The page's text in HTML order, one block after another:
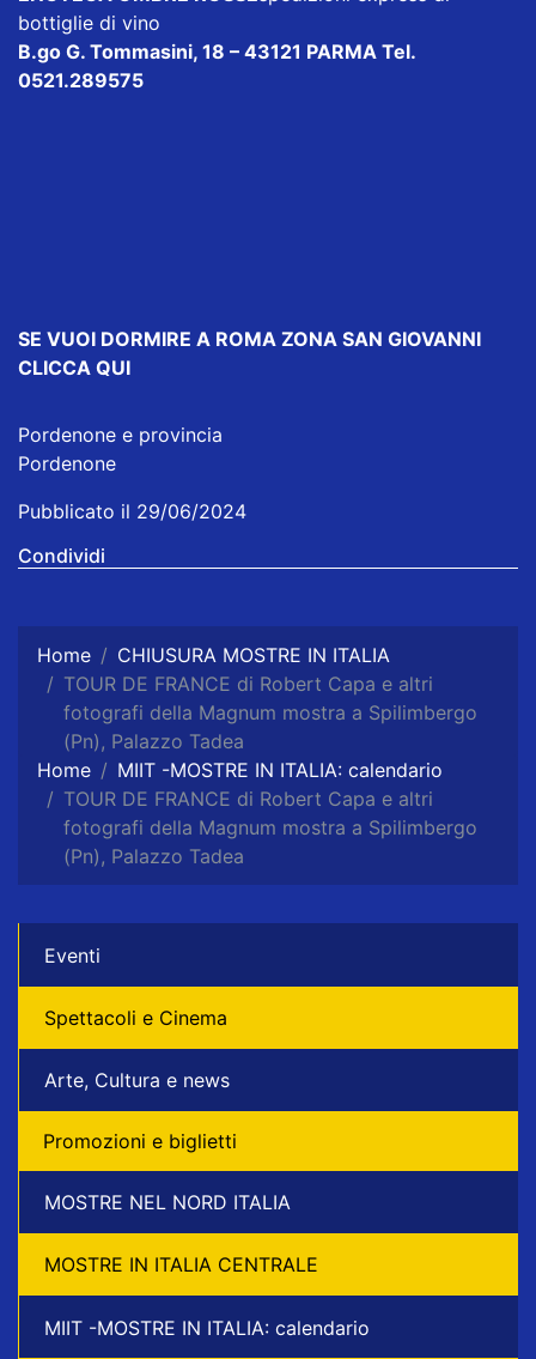
bottiglie di vino
B.go G. Tommasini, 18 – 43121 PARMA Tel.
0521.289575
SE VUOI DORMIRE A ROMA ZONA SAN GIOVANNI
CLICCA QUI
Pordenone e provincia
Pordenone
Pubblicato il 29/06/2024
Condividi
Home
CHIUSURA MOSTRE IN ITALIA
TOUR DE FRANCE di Robert Capa e altri
fotografi della Magnum mostra a Spilimbergo
(Pn), Palazzo Tadea
Home
MIIT -MOSTRE IN ITALIA: calendario
TOUR DE FRANCE di Robert Capa e altri
fotografi della Magnum mostra a Spilimbergo
(Pn), Palazzo Tadea
Eventi
Spettacoli e Cinema
Arte, Cultura e news
Promozioni e biglietti
MOSTRE NEL NORD ITALIA
MOSTRE IN ITALIA CENTRALE
MIIT -MOSTRE IN ITALIA: calendario